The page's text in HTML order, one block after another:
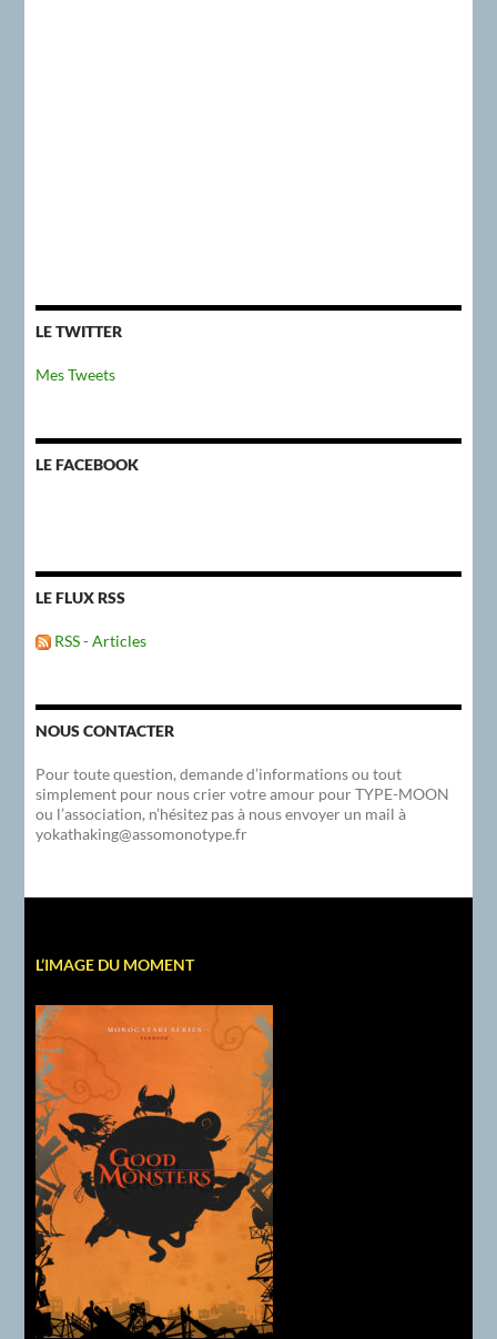
LE TWITTER
Mes Tweets
LE FACEBOOK
LE FLUX RSS
RSS - Articles
NOUS CONTACTER
Pour toute question, demande d’informations ou tout
simplement pour nous crier votre amour pour TYPE-MOON
ou l’association, n’hésitez pas à nous envoyer un mail à
yokathaking@assomonotype.fr
L’IMAGE DU MOMENT